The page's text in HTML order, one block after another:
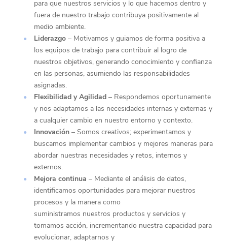
para que nuestros servicios y lo que hacemos dentro y
fuera de nuestro trabajo contribuya positivamente al
medio ambiente.
Liderazgo – Motivamos y guiamos de forma positiva a
los equipos de trabajo para contribuir al logro de
nuestros objetivos, generando conocimiento y confianza
en las personas, asumiendo las responsabilidades
asignadas.
Flexibilidad y Agilidad – Respondemos oportunamente
y nos adaptamos a las necesidades internas y externas y
a cualquier cambio en nuestro entorno y contexto.
Innovación – Somos creativos; experimentamos y
buscamos implementar cambios y mejores maneras para
abordar nuestras necesidades y retos, internos y
externos.
Mejora continua – Mediante el análisis de datos,
identificamos oportunidades para mejorar nuestros
procesos y la manera como
suministramos nuestros productos y servicios y
tomamos acción, incrementando nuestra capacidad para
evolucionar, adaptarnos y